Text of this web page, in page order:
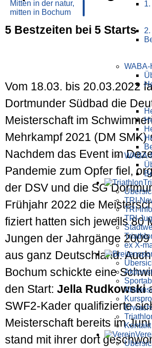
WABA-
WABA-
TRI-
TRI-
TRI-
ex X-
Kontakt
5 Bestzeiten bei 5 Starts
Vom 18.03. bis 20.03.2022
Dortmunder Südbad die
Meister­schaft im
Mehrkampf 2021 (DM SMK)
Nachdem das Event im
Pan­demie zum Opfer fiel,
der DSV und die SG
Frühjahr 2022 die
fiziert hatten sich jeweils 80
Jungen der Jahrgänge
aus ganz Deutschland.
Bochum schickte eine
den Start: Jella Rudkowski
SWF2-Kader qualifizierte
Meister­schaft bereits im
stand mit ihrer dort